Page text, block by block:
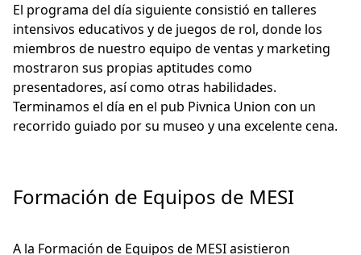
El programa del día siguiente consistió en talleres
intensivos educativos y de juegos de rol, donde los
miembros de nuestro equipo de ventas y marketing
mostraron sus propias aptitudes como
presentadores, así como otras habilidades.
Terminamos el día en el pub Pivnica Union con un
recorrido guiado por su museo y una excelente cena.
Formación de Equipos de MESI
A la Formación de Equipos de MESI asistieron